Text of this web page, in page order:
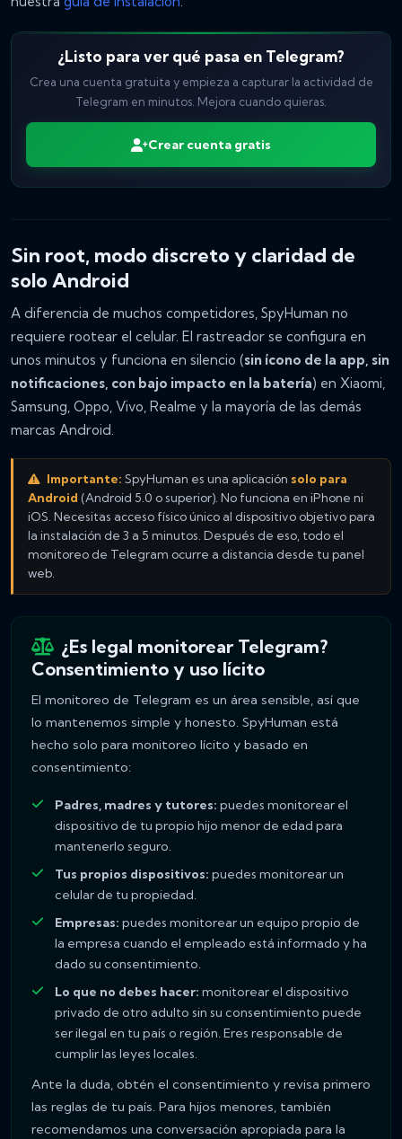
¿Listo para ver qué pasa en Telegram?
Crea una cuenta gratuita y empieza a capturar la actividad de
Telegram en minutos. Mejora cuando quieras.
Crear cuenta gratis
Sin root, modo discreto y claridad de
solo Android
A diferencia de muchos competidores, SpyHuman no
requiere rootear el celular. El rastreador se configura en
unos minutos y funciona en silencio (sin ícono de la app, sin
notificaciones, con bajo impacto en la batería) en Xiaomi,
Samsung, Oppo, Vivo, Realme y la mayoría de las demás
marcas Android.
Importante: SpyHuman es una aplicación solo para
Android (Android 5.0 o superior). No funciona en iPhone ni
iOS. Necesitas acceso físico único al dispositivo objetivo para
la instalación de 3 a 5 minutos. Después de eso, todo el
monitoreo de Telegram ocurre a distancia desde tu panel
web.
¿Es legal monitorear Telegram?
Consentimiento y uso lícito
El monitoreo de Telegram es un área sensible, así que
lo mantenemos simple y honesto. SpyHuman está
hecho solo para monitoreo lícito y basado en
consentimiento:
Padres, madres y tutores: puedes monitorear el
dispositivo de tu propio hijo menor de edad para
mantenerlo seguro.
Tus propios dispositivos: puedes monitorear un
celular de tu propiedad.
Empresas: puedes monitorear un equipo propio de
la empresa cuando el empleado está informado y ha
dado su consentimiento.
Lo que no debes hacer: monitorear el dispositivo
privado de otro adulto sin su consentimiento puede
ser ilegal en tu país o región. Eres responsable de
cumplir las leyes locales.
Ante la duda, obtén el consentimiento y revisa primero
las reglas de tu país. Para hijos menores, también
recomendamos una conversación apropiada para la